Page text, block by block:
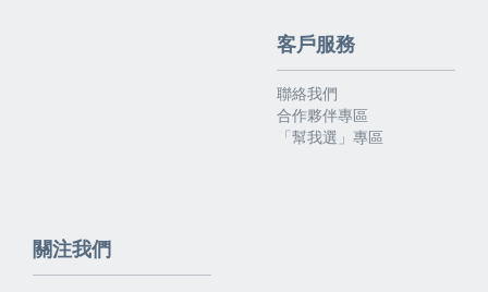
客戶服務
聯絡我們
合作夥伴專區
「幫我選」專區
關注我們